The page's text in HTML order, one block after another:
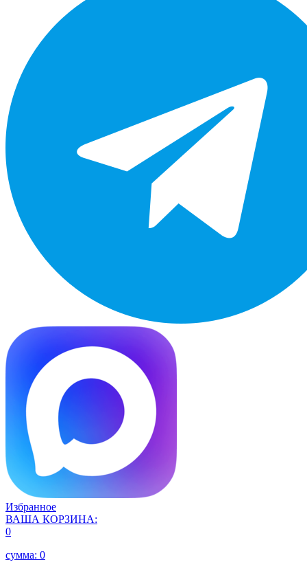
Избранное
ВАША КОРЗИНА:
0
сумма: 0